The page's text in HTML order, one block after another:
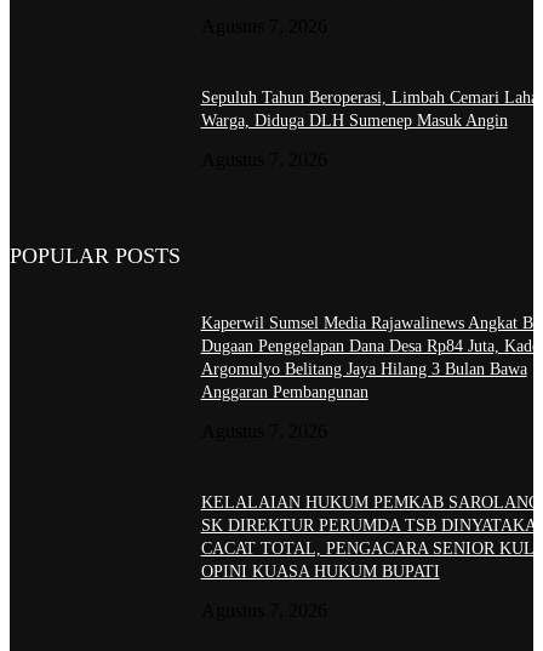
Sepuluh Tahun Beroperasi, Limbah Cemari
Warga, Diduga DLH Sumenep Masuk Angin
POPULAR POSTS
Kaperwil Sumsel Media Rajawalinews Angkat
Dugaan Penggelapan Dana Desa Rp84 Juta,
Argomulyo Belitang Jaya Hilang 3 Bulan Bawa
Anggaran Pembangunan
KELALAIAN HUKUM PEMKAB
SK DIREKTUR PERUMDA TSB
CACAT TOTAL, PENGACARA SENIOR
OPINI KUASA HUKUM BUPATI